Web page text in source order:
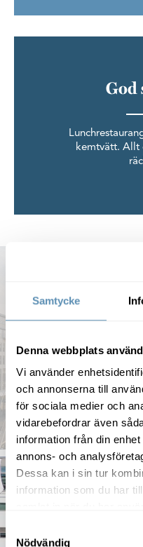
Samtycke
Denna webbplats
Vi använder
och annonserna till
för sociala medier och
vidarebefordrar även
information från din
annons- och
Dessa kan i sin tur
information som du har
Samtyckesval
Nödvändig
God
kemtvätt. Allt
Dockan
placering i Dockan.
avlägset så kräver det
Mer om Öresundsmetron